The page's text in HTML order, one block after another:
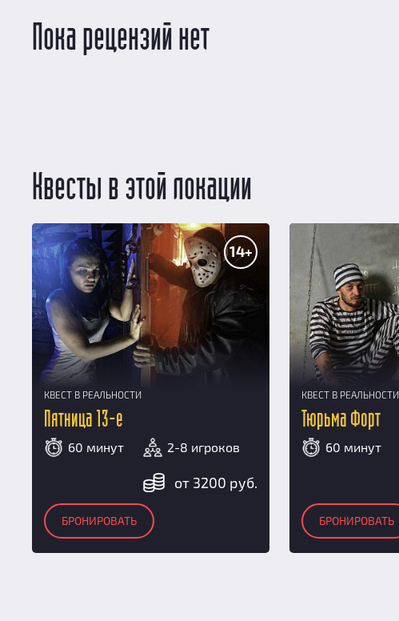
Пока рецензий нет
Квесты в этой локации
14+
КВЕСТ В РЕАЛЬНОСТИ
Пятница 13-е
60 минут 2-8 игроков
от 3200 руб.
БРОНИРОВАТЬ
КВЕСТ В РЕАЛЬНОСТИ
Тюрьма Форт
60 минут
БРОНИРОВАТЬ